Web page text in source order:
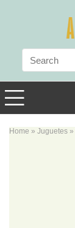
Home » Juguetes »